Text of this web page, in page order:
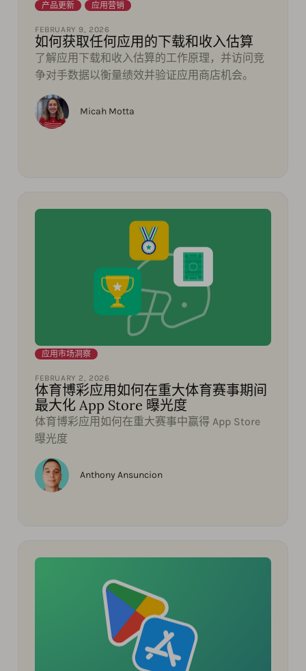
产品更新 应用营销
FEBRUARY 9, 2026
如何获取任何应用的下载和收入估算
了解应用下载和收入估算的工作原理，并访问竞
争对手数据以衡量绩效并验证应用商店机会。
Micah Motta
应用市场洞察
FEBRUARY 2, 2026
体育博彩应用如何在重大体育赛事期间
最大化 App Store 曝光度
体育博彩应用如何在重大赛事中赢得 App Store
曝光度
Anthony Ansuncion